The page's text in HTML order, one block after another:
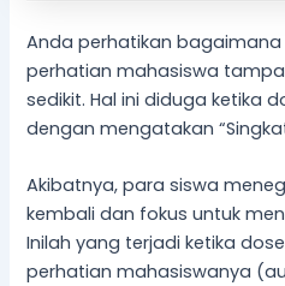
Anda perhatikan
perhatian mahasiswa
sedikit. Hal ini diduga ketika
dengan mengatakan
Akibatnya, para siswa
kembali dan fokus untuk
Inilah yang terjadi ketika
perhatian mahasiswanya